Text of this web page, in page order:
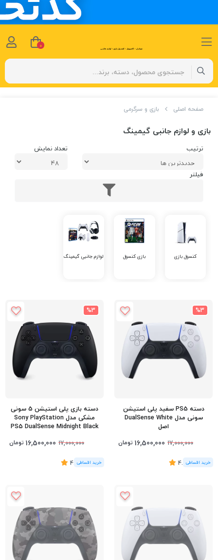
صفحه اصلی بازی و سرگرمی
بازی و لوازم جانبی گیمینگ
ترتیب تعداد نمایش
فیلتر
کنسول بازی بازی کنسول لوازم جانبی گیمینگ
%3
دسته PS5 سفید پلی استیشن
سونی مدل DualSense White
اصل
17,000,000
16,500,000 تومان
(7 رای)
4.57
%3
دسته بازی پلی استیشن 5 سونی
مشکی مدل Sony PlayStation
PS5 DualSense Midnight Black
17,000,000
16,500,000 تومان
(15
رای)
4.8
0